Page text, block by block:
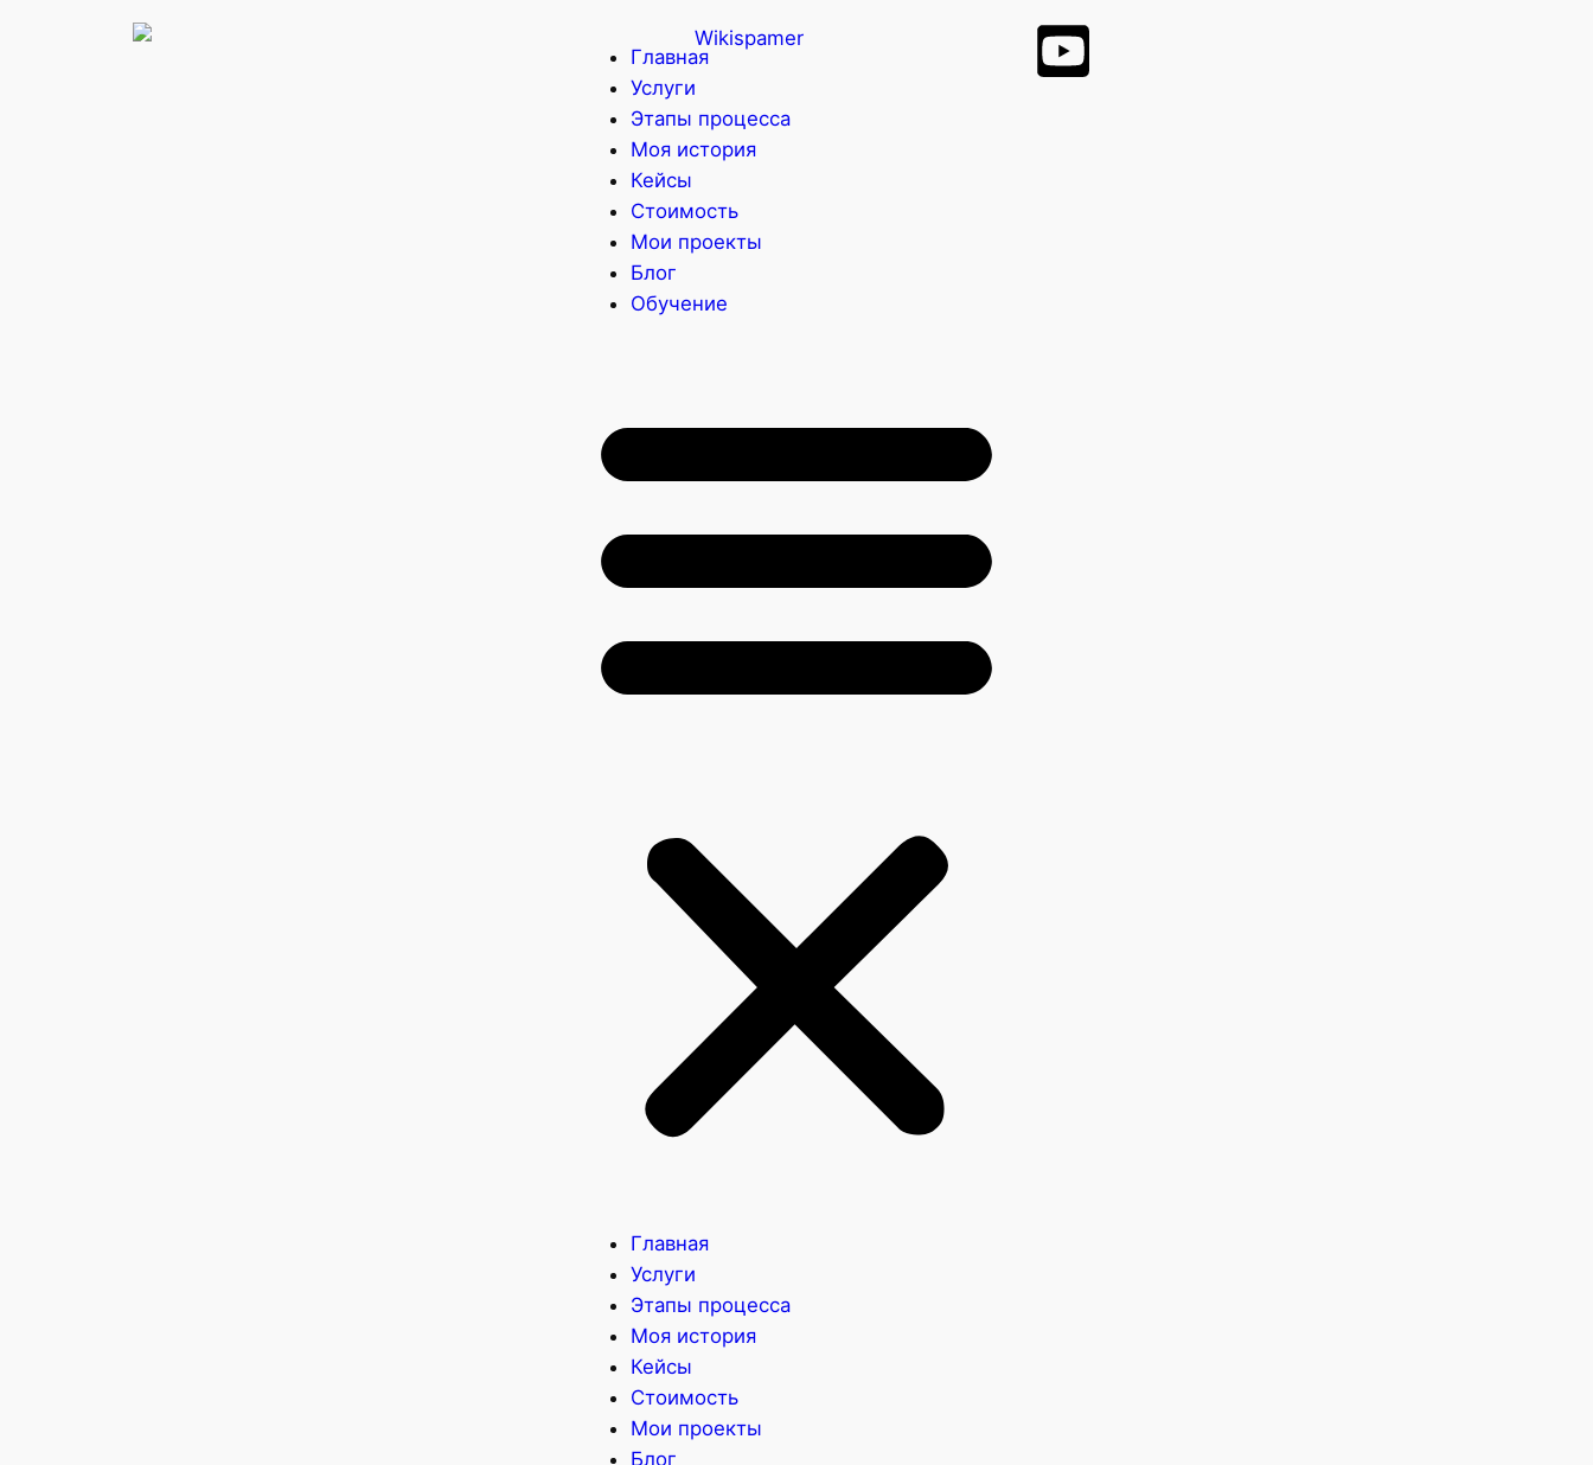
Главная
Услуги
Этапы процесса
Моя история
Кейсы
Стоимость
Мои проекты
Блог
Обучение
Главная
Услуги
Этапы процесса
Моя история
Кейсы
Стоимость
Мои проекты
Блог